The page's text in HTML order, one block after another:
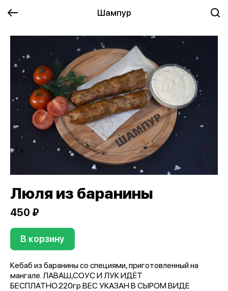
Шампур
Люля из баранины
450 ₽
В корзину
Кебаб из баранины со специями, приготовленный на
мангале. ЛАВАШ,СОУС И ЛУК ИДЁТ
БЕСПЛАТНО.220гр.ВЕС УКАЗАН В СЫРОМ ВИДЕ